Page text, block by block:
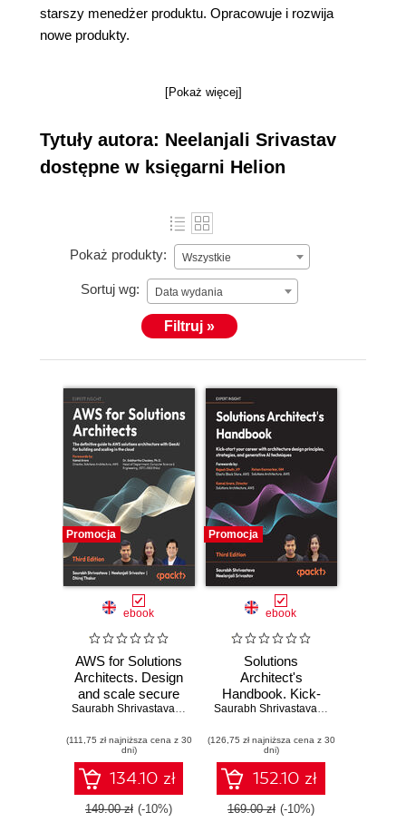
starszy menedżer produktu. Opracowuje i rozwija
nowe produkty.
[Pokaż więcej]
Tytuły autora: Neelanjali Srivastav
dostępne w księgarni Helion
Pokaż produkty: Wszystkie
Sortuj wg: Data wydania
Filtruj »
Promocja
ebook
AWS for Solutions
Architects. Design
and scale secure
AWS architectures
strategies and real-
world patterns -
Third Edition
Saurabh Shrivastava
,Neelanjali Srivastav,Dhiraj Thakur
(111,75 zł najniższa cena z 30
dni)
134.10 zł
149.00 zł (-10%)
Promocja
ebook
Solutions
Architect's
Handbook. Kick-
start your career
design principles,
strategies, and
generative AI
techniques - Third
Edition
Saurabh Shrivastava
,Neelanjali
(126,75 zł najniższa cena z 30
dni)
152.10 zł
169.00 zł (-10%)